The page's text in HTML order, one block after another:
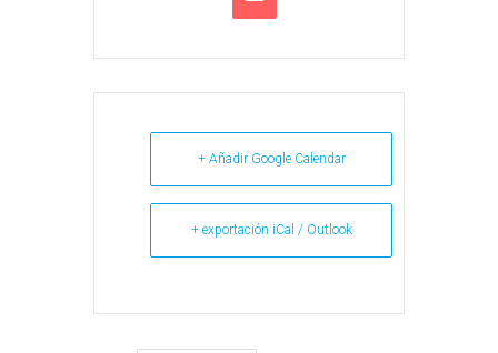
+ Añadir Google Calendar
+ exportación iCal / Outlook